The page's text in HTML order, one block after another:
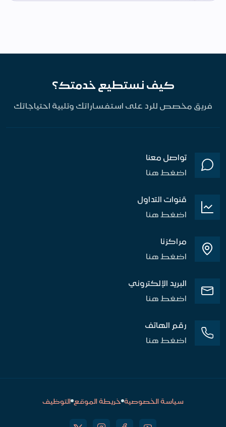
كيف نستطيع خدمتك؟
فريق مخصص للرد على استفساراتك وتلبية احتياجاتك
تواصل معنا
اضغط هنا
قنوات التداول
اضغط هنا
مراكزنا
اضغط هنا
البريد الإلكتروني
اضغط هنا
رقم الهاتف
اضغط هنا
سياسة الخصوصية خريطة الموقع التوظيف